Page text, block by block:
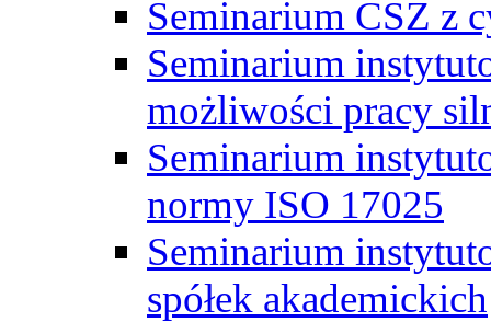
Seminarium CSZ z
Seminarium
możliwości pracy
Seminarium
normy ISO 17025
Seminarium
spółek akademickich